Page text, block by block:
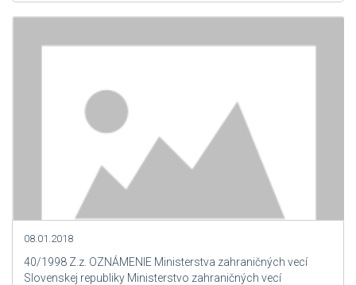
08.01.2018
40/1998 Z.z. OZNÁMENIE Ministerstva zahraničných vecí
Slovenskej republiky Ministerstvo zahraničných vecí